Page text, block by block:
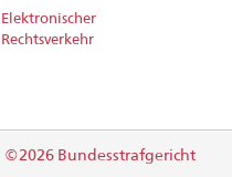
Elektronischer
Rechtsverkehr
©2026 Bundesstrafgericht